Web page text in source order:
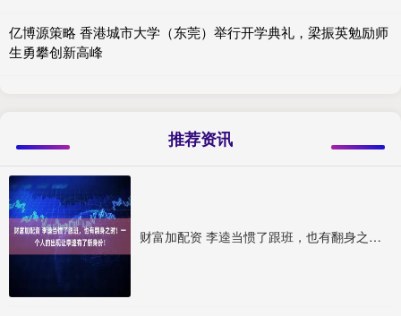
亿博源策略 香港城市大学（东莞）举行开学典礼，梁振英勉励师
生勇攀创新高峰
推荐资讯
财富加配资 李逵当惯了跟班，也有翻身之时！一个人的出现让李逵有了新身份！